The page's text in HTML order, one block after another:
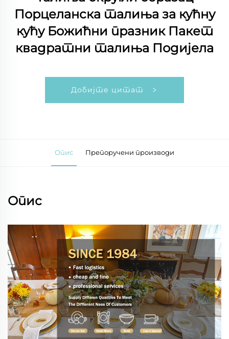
Порцеланска талиња за кућну
кућу Божићни празник Пакет
квадратни талиња Подијела
Добијте цитат
Опис Препоручени производи
Опис